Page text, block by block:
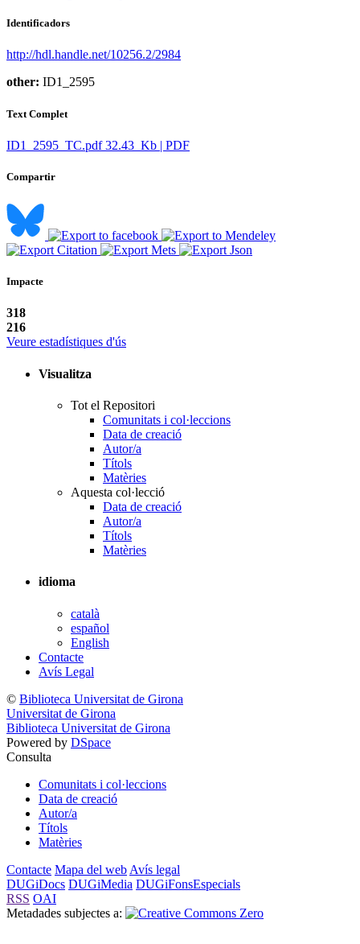
Identificadors
http://hdl.handle.net/10256.2/2984
other: ID1_2595
Text Complet
ID1_2595_TC.pdf 32.43 Kb | PDF
Compartir
Impacte
318
216
Veure estadístiques d'ús
Visualitza
Tot el Repositori
Comunitats i col·leccions
Data de creació
Autor/a
Títols
Matèries
Aquesta col·lecció
Data de creació
Autor/a
Títols
Matèries
idioma
català
español
English
Contacte
Avís Legal
© Biblioteca Universitat de Girona
Universitat de Girona
Biblioteca Universitat de Girona
Powered by DSpace
Consulta
Comunitats i col·leccions
Data de creació
Autor/a
Títols
Matèries
Contacte Mapa del web Avís legal
DUGiDocs DUGiMedia DUGiFonsEspecials
RSS OAI
Metadades subjectes a: